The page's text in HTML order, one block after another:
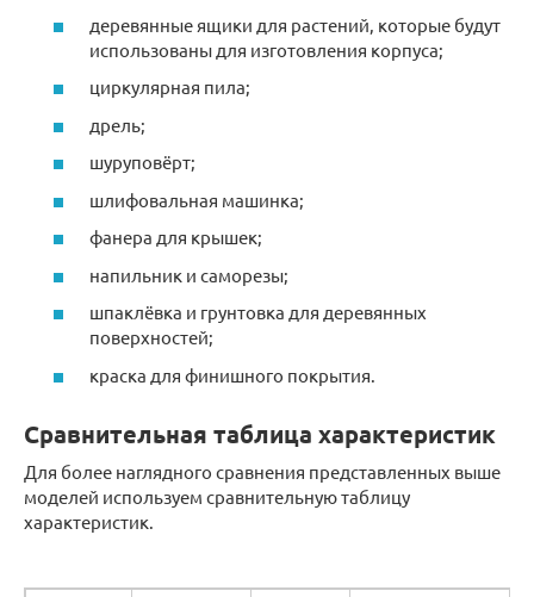
деревянные ящики для растений, которые будут
использованы для изготовления корпуса;
циркулярная пила;
дрель;
шуруповёрт;
шлифовальная машинка;
фанера для крышек;
напильник и саморезы;
шпаклёвка и грунтовка для деревянных
поверхностей;
краска для финишного покрытия.
Сравнительная таблица характеристик
Для более наглядного сравнения представленных выше
моделей используем сравнительную таблицу
характеристик.